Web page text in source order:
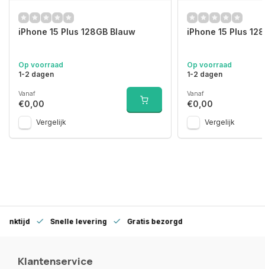
iPhone 15 Plus 128GB Blauw
Op voorraad
1-2 dagen
Vanaf
€0,00
Vergelijk
iPhone 15 Plus
Op voorraad
1-2 dagen
Vanaf
€0,00
Vergelijk
Snelle levering Gratis bezorgd
Klantenservice